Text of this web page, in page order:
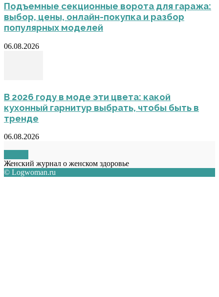
Подъемные секционные ворота для гаража:
выбор, цены, онлайн-покупка и разбор
популярных моделей
06.08.2026
В 2026 году в моде эти цвета: какой
кухонный гарнитур выбрать, чтобы быть в
тренде
06.08.2026
Женский журнал о женском здоровье
© Logwoman.ru